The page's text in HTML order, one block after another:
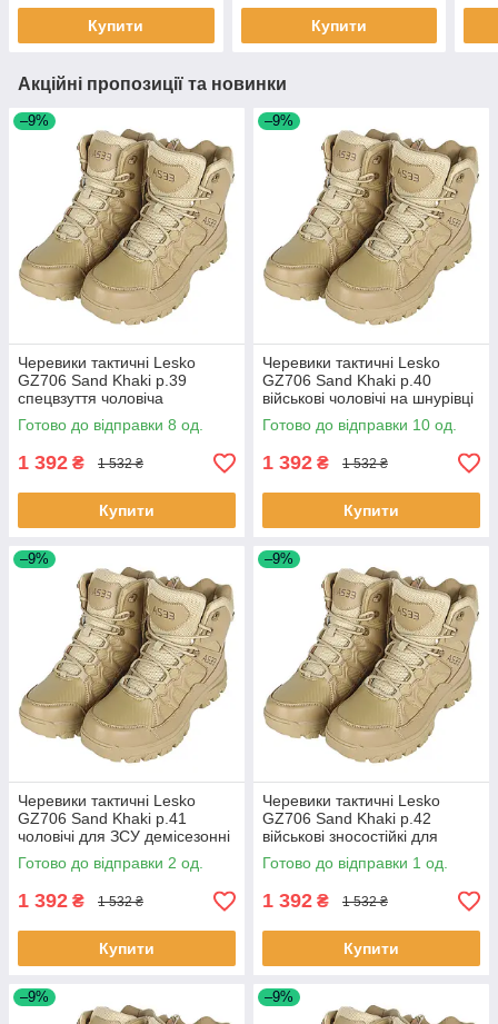
Купити Купити
Акційні пропозиції та новинки
–9%
Черевики тактичні Lesko
GZ706 Sand Khaki р.39
спецвзуття чоловіча
демісезонна для ЗСУ 8 шт.
Готово до відправки 8 од.
1 392 ₴ 1 532 ₴
Купити
–9%
Черевики тактичні Lesko
GZ706 Sand Khaki р.40
військові чоловічі на шнурівці
taktical 10 шт.
Готово до відправки 10 од.
1 392 ₴ 1 532 ₴
Купити
–9%
Черевики тактичні Lesko
GZ706 Sand Khaki р.41
чоловічі для ЗСУ демісезонні
на шнурівці 2 шт.
Готово до відправки 2 од.
1 392 ₴ 1 532 ₴
Купити
–9%
Черевики тактичні Lesko
GZ706 Sand Khaki р.42
військові зносостійкі для
спецслужб 1 шт.
Готово до відправки 1 од.
1 392 ₴ 1 532 ₴
Купити
–9% –9%